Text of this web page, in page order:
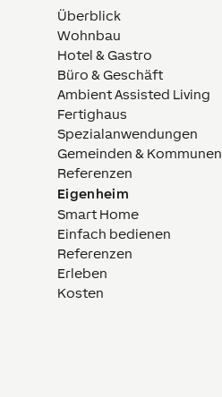
Überblick
Wohnbau
Hotel & Gastro
Büro & Geschäft
Ambient Assisted Living
Fertighaus
Spezialanwendungen
Gemeinden & Kommunen
Referenzen
Eigenheim
Smart Home
Einfach bedienen
Referenzen
Erleben
Kosten